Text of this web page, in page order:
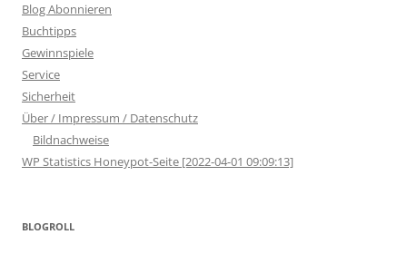
Blog Abonnieren
Buchtipps
Gewinnspiele
Service
Sicherheit
Über / Impressum / Datenschutz
Bildnachweise
WP Statistics Honeypot-Seite [2022-04-01 09:09:13]
BLOGROLL